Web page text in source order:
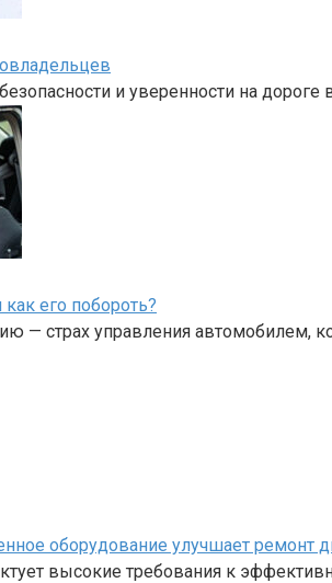
и уверенности на дороге
его побороть?
— страх управления автомобилем,
оборудование улучшает ремонт
высокие требования к